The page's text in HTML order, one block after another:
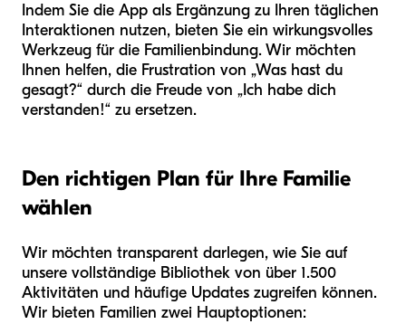
Indem Sie die App als Ergänzung zu Ihren täglichen
Interaktionen nutzen, bieten Sie ein wirkungsvolles
Werkzeug für die Familienbindung. Wir möchten
Ihnen helfen, die Frustration von „Was hast du
gesagt?“ durch die Freude von „Ich habe dich
verstanden!“ zu ersetzen.
Den richtigen Plan für Ihre Familie
wählen
Wir möchten transparent darlegen, wie Sie auf
unsere vollständige Bibliothek von über 1.500
Aktivitäten und häufige Updates zugreifen können.
Wir bieten Familien zwei Hauptoptionen: